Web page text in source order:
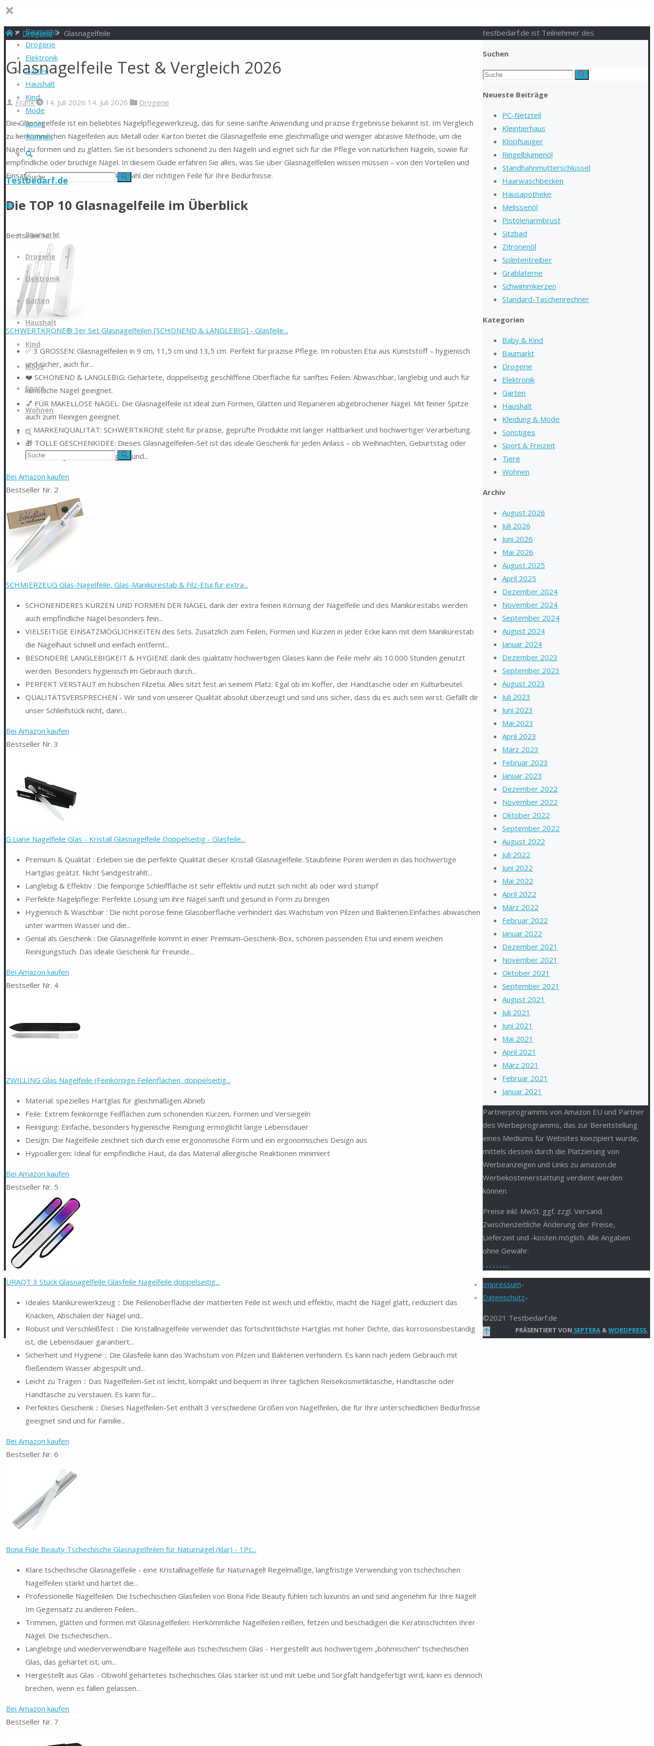
Baumarkt
Drogerie
Elektronik
Garten
Haushalt
Kind
Mode
Sport
Wohnen
Suche
Suchen Suche
Testbedarf.de
springen
Baumarkt
Drogerie
Elektronik
Garten
Haushalt
Kind
Mode
Sport
Wohnen
Suche
Suchen
nach:
Suche
StartDrogerie Glasnagelfeile
Glasnagelfeile Test & Vergleich 2026
Frank 14. Juli 2026 14. Juli 2026 Drogerie
Die Glasnagelfeile ist ein beliebtes Nagelpflegewerkzeug, das für seine sanfte Anwendung und präzise Ergebnisse bekannt ist. Im Vergleich
zu herkömmlichen Nagelfeilen aus Metall oder Karton bietet die Glasnagelfeile eine gleichmäßige und weniger abrasive Methode, um die
Nägel zu formen und zu glätten. Sie ist besonders schonend zu den Nägeln und eignet sich für die Pflege von natürlichen Nägeln, sowie für
empfindliche oder brüchige Nägel. In diesem Guide erfahren Sie alles, was Sie über Glasnagelfeilen wissen müssen – von den Vorteilen und
Einsatzmöglichkeiten bis hin zur Auswahl der richtigen Feile für Ihre Bedürfnisse.
Die TOP 10 Glasnagelfeile im Überblick
Bestseller Nr. 1
SCHWERTKRONE® 3er Set Glasnagelfeilen [SCHONEND & LANGLEBIG] - Glasfeile...
✅ 3 GRÖSSEN: Glasnagelfeilen in 9 cm, 11,5 cm und 13,5 cm. Perfekt für präzise Pflege. Im robusten Etui aus Kunststoff – hygienisch
und sicher, auch für...
❤️ SCHONEND & LANGLEBIG: Gehärtete, doppelseitig geschliffene Oberfläche für sanftes Feilen. Abwaschbar, langlebig und auch für
künstliche Nägel geeignet.
💅 FÜR MAKELLOSE NÄGEL: Die Glasnagelfeile ist ideal zum Formen, Glätten und Reparieren abgebrochener Nägel. Mit feiner Spitze
auch zum Reinigen geeignet.
✅ MARKENQUALITÄT: SCHWERTKRONE steht für präzise, geprüfte Produkte mit langer Haltbarkeit und hochwertiger Verarbeitung.
🎁 TOLLE GESCHENKIDEE: Dieses Glasnagelfeilen-Set ist das ideale Geschenk für jeden Anlass – ob Weihnachten, Geburtstag oder
Valentinstag. Praktisch, elegant und...
Bei Amazon kaufen
Bestseller Nr. 2
SCHMIERZEUG Glas-Nagelfeile, Glas-Manikürestab & Filz-Etui für extra...
SCHONENDERES KÜRZEN UND FORMEN DER NÄGEL dank der extra feinen Körnung der Nagelfeile und des Manikürestabs werden
auch empfindliche Nägel besonders fein...
VIELSEITIGE EINSATZMÖGLICHKEITEN des Sets. Zusätzlich zum Feilen, Formen und Kürzen in jeder Ecke kann mit dem Manikürestab
die Nagelhaut schnell und einfach entfernt...
BESONDERE LANGLEBIGKEIT & HYGIENE dank des qualitativ hochwertigen Glases kann die Feile mehr als 10.000 Stunden genutzt
werden. Besonders hygienisch im Gebrauch durch...
PERFEKT VERSTAUT im hübschen Filzetui. Alles sitzt fest an seinem Platz. Egal ob im Koffer, der Handtasche oder im Kulturbeutel.
QUALITÄTSVERSPRECHEN - Wir sind von unserer Qualität absolut überzeugt und sind uns sicher, dass du es auch sein wirst. Gefällt dir
unser Schleifstück nicht, dann...
Bei Amazon kaufen
Bestseller Nr. 3
G.Liane Nagelfeile Glas - Kristall Glasnagelfeile Doppelseitig - Glasfeile...
Premium & Qualität : Erleben sie die perfekte Qualität dieser Kristall Glasnagelfeile. Staubfeine Poren werden in das hochwertige
Hartglas geätzt. Nicht Sandgestrahlt...
Langlebig & Effektiv : Die feinporige Schleiffläche ist sehr effektiv und nutzt sich nicht ab oder wird stumpf
Perfekte Nagelpflege: Perfekte Lösung um ihre Nägel sanft und gesund in Form zu bringen
Hygienisch & Waschbar : Die nicht poröse feine Glasoberfläche verhindert das Wachstum von Pilzen und Bakterien.Einfaches abwaschen
unter warmen Wasser und die...
Genial als Geschenk : Die Glasnagelfeile kommt in einer Premium-Geschenk-Box, schönen passenden Etui und einem weichen
Reinigungstuch. Das ideale Geschenk für Freunde...
Bei Amazon kaufen
Bestseller Nr. 4
ZWILLING Glas Nagelfeile (Feinkörnige Feilenflächen, doppelseitig...
Material: spezielles Hartglas für gleichmäßigen Abrieb
Feile: Extrem feinkörnige Feilflächen zum schonenden Kürzen, Formen und Versiegeln
Reinigung: Einfache, besonders hygienische Reinigung ermöglicht lange Lebensdauer
Design: Die Nagelfeile zeichnet sich durch eine ergonomische Form und ein ergonomisches Design aus
Hypoallergen: Ideal für empfindliche Haut, da das Material allergische Reaktionen minimiert
Bei Amazon kaufen
Bestseller Nr. 5
URAQT 3 Stück Glasnagelfeile Glasfeile Nagelfeile doppelseitig...
Ideales Manikürewerkzeug：Die Feilenoberfläche der mattierten Feile ist weich und effektiv, macht die Nägel glatt, reduziert das
Knacken, Abschälen der Nägel und...
Robust und Verschleißfest：Die Kristallnagelfeile verwendet das fortschrittlichste Hartglas mit hoher Dichte, das korrosionsbeständig
ist, die Lebensdauer garantiert...
Sicherheit und Hygiene：Die Glasfeile kann das Wachstum von Pilzen und Bakterien verhindern. Es kann nach jedem Gebrauch mit
fließendem Wasser abgespült und...
Leicht zu Tragen：Das Nagelfeilen-Set ist leicht, kompakt und bequem in Ihrer täglichen Reisekosmetiktasche, Handtasche oder
Handtasche zu verstauen. Es kann für...
Perfektes Geschenk：Dieses Nagelfeilen-Set enthält 3 verschiedene Größen von Nagelfeilen, die für Ihre unterschiedlichen Bedürfnisse
geeignet sind und für Familie...
Bei Amazon kaufen
Bestseller Nr. 6
Bona Fide Beauty Tschechische Glasnagelfeilen für Naturnägel (klar) - 1Pc...
Klare tschechische Glasnagelfeile - eine Kristallnagelfeile für Naturnägel! Regelmäßige, langfristige Verwendung von tschechischen
Nagelfeilen stärkt und härtet die...
Professionelle Nagelfeilen: Die tschechischen Glasfeilen von Bona Fide Beauty fühlen sich luxuriös an und sind angenehm für Ihre Nägel!
Im Gegensatz zu anderen Feilen...
Trimmen, glätten und formen mit Glasnagelfeilen: Herkömmliche Nagelfeilen reißen, fetzen und beschädigen die Keratinschichten Ihrer
Nägel. Die tschechischen...
Langlebige und wiederverwendbare Nagelfeile aus tschechischem Glas - Hergestellt aus hochwertigem „böhmischen“ tschechischen
Glas, das gehärtet ist, um...
Hergestellt aus Glas - Obwohl gehärtetes tschechisches Glas stärker ist und mit Liebe und Sorgfalt handgefertigt wird, kann es dennoch
brechen, wenn es fallen gelassen...
Bei Amazon kaufen
Bestseller Nr. 7
Suchen
Suchen
Suche
Neueste Beiträge
PC-Netzteil
Kleintierhaus
Klopfsauger
Ringelblumenöl
Standhahnmutterschlüssel
Haarwaschbecken
Hausapotheke
Melissenöl
Pistolenarmbrust
Sitzbad
Zitronenöl
Splintentreiber
Grablaterne
Schwimmkerzen
Standard-Taschenrechner
Kategorien
Baby & Kind
Baumarkt
Drogerie
Elektronik
Garten
Haushalt
Kleidung & Mode
Sonstiges
Sport & Freizeit
Tiere
Wohnen
Archiv
August 2026
Juli 2026
Juni 2026
Mai 2026
August 2025
April 2025
Dezember 2024
November 2024
September 2024
August 2024
Januar 2024
Dezember 2023
September 2023
August 2023
Juli 2023
Juni 2023
Mai 2023
April 2023
März 2023
Februar 2023
Januar 2023
Dezember 2022
November 2022
Oktober 2022
September 2022
August 2022
Juli 2022
Juni 2022
Mai 2022
April 2022
März 2022
Februar 2022
Januar 2022
Dezember 2021
November 2021
Oktober 2021
September 2021
August 2021
Juli 2021
Juni 2021
Mai 2021
April 2021
März 2021
Februar 2021
Januar 2021
testbedarf.de ist Teilnehmer des
Partnerprogramms von Amazon EU und Partner
des Werbeprogramms, das zur Bereitstellung
eines Mediums für Websites konzipiert wurde,
mittels dessen durch die Platzierung von
Werbeanzeigen und Links zu amazon.de
Werbekostenerstattung verdient werden
können.
Preise inkl. MwSt. ggf. zzgl. Versand.
Zwischenzeitliche Änderung der Preise,
Lieferzeit und -kosten möglich. Alle Angaben
ohne Gewähr.
. . . . . . . .
Impressum-
Datenschutz-
©2021 Testbedarf.de
PRÄSENTIERT VON SEPTERA &WORDPRESS.
Zurück